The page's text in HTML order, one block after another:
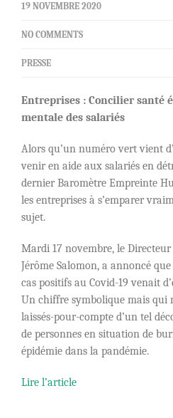
19 NOVEMBRE 2020
NO COMMENTS
PRESSE
Entreprises : Concilier santé
mentale des salariés
Alors qu’un numéro vert vient
venir en aide aux salariés en
dernier Baromètre Empreinte
les entreprises à s’emparer
sujet.
Mardi 17 novembre, le Directeur
Jérôme Salomon, a annoncé
cas positifs au Covid-19 venait
Un chiffre symbolique mais qui
laissés-pour-compte d’un tel
de personnes en situation de
épidémie dans la pandémie.
Lire l’article